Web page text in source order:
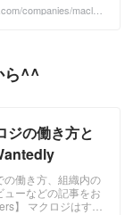
更新した内容です！
companies/maclog
ら^^
ジの働き方と
働き方、組織内の
ーなどの記事をお
】 マクロジはすべ